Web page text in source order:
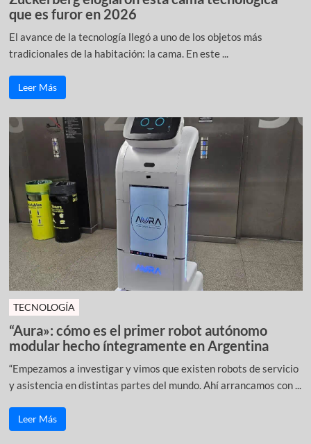
que es furor en 2026
El avance de la tecnología llegó a uno de los objetos más
tradicionales de la habitación: la cama. En este ...
Leer Más
TECNOLOGÍA
“Aura»: cómo es el primer robot autónomo
modular hecho íntegramente en Argentina
“Empezamos a investigar y vimos que existen robots de servicio
y asistencia en distintas partes del mundo. Ahí arrancamos con ...
Leer Más